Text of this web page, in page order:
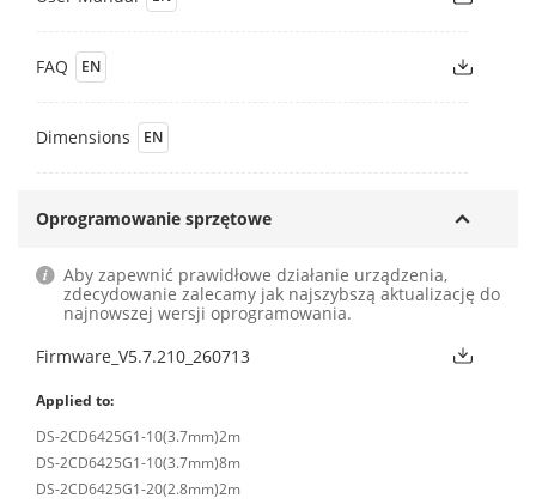
FAQ EN
Dimensions EN
Oprogramowanie sprzętowe
Aby zapewnić prawidłowe działanie urządzenia,
zdecydowanie zalecamy jak najszybszą aktualizację do
najnowszej wersji oprogramowania.
Firmware_V5.7.210_260713
Applied to:
DS-2CD6425G1-10(3.7mm)2m
DS-2CD6425G1-10(3.7mm)8m
DS-2CD6425G1-20(2.8mm)2m